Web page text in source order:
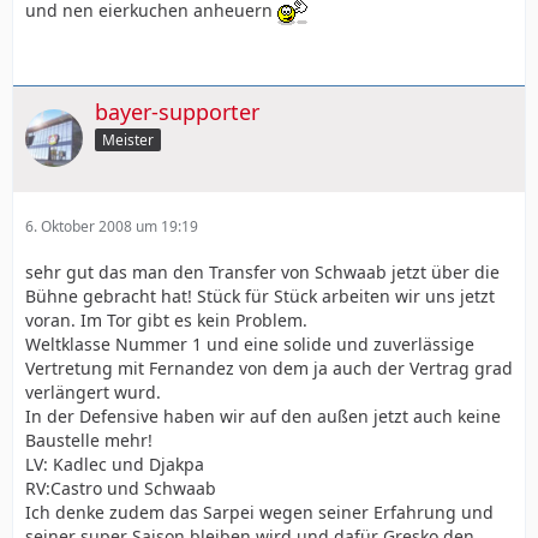
und nen eierkuchen anheuern
bayer-supporter
Meister
6. Oktober 2008 um 19:19
sehr gut das man den Transfer von Schwaab jetzt über die
Bühne gebracht hat! Stück für Stück arbeiten wir uns jetzt
voran. Im Tor gibt es kein Problem.
Weltklasse Nummer 1 und eine solide und zuverlässige
Vertretung mit Fernandez von dem ja auch der Vertrag grad
verlängert wurd.
In der Defensive haben wir auf den außen jetzt auch keine
Baustelle mehr!
LV: Kadlec und Djakpa
RV:Castro und Schwaab
Ich denke zudem das Sarpei wegen seiner Erfahrung und